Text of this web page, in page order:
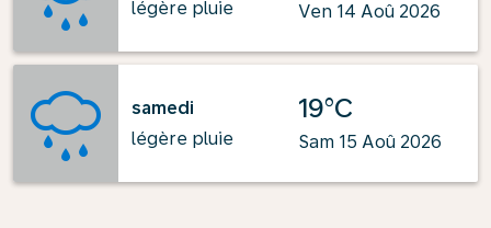
légère pluie
Ven 14 Aoû 2026
samedi
légère pluie
19°C
Sam 15 Aoû 2026